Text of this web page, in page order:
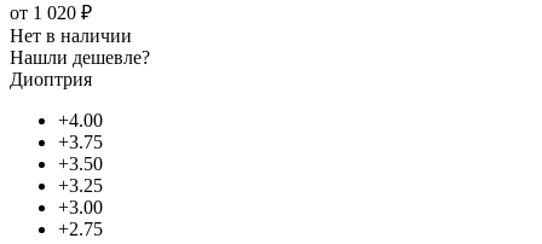
от 1 020 ₽
Нет в наличии
Нашли дешевле?
Диоптрия
+4.00
+3.75
+3.50
+3.25
+3.00
+2.75